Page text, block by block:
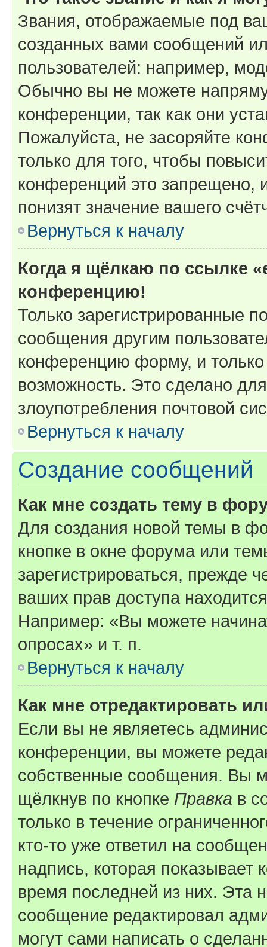
Звания, отображаемые под
созданных вами сообщений
пользователей: например,
Обычно вы не можете
конференции, так как они
Пожалуйста, не засоряйте
только для того, чтобы
конференций это запрещено,
понизят значение вашего
Вернуться к началу
Когда я щёлкаю по ссылке
конференцию!
Только зарегистрированные
сообщения другим
конференцию форму, и
возможность. Это сделано
злоупотребления почтовой
Вернуться к началу
Создание сообщений
Как мне создать тему в
Для создания новой темы в
кнопке в окне форума или
зарегистрироваться, прежде
ваших прав доступа
Например: «Вы можете
опросах» и т. п.
Вернуться к началу
Как мне отредактировать
Если вы не являетесь
конференции, вы можете
собственные сообщения. Вы
щёлкнув по кнопке Правка в
только в течение
кто-то уже ответил на
надпись, которая показывает
время последней из них. Эта
сообщение редактировал
могут сами написать о